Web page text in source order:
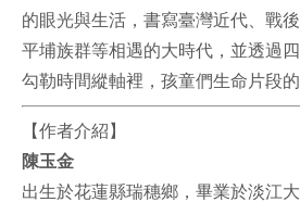
的眼光與生活，書寫臺灣近代、戰
平埔族群等相遇的大時代，並透過四
勾勒時間縱軸裡，孩童們生命片段的
【作者介紹】
陳玉金
出生於花蓮縣瑞穗鄉，畢業於淡江